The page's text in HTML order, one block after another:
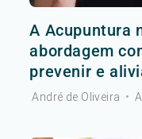
A Acupuntura
abordagem
prevenir e
André de Oliveira •